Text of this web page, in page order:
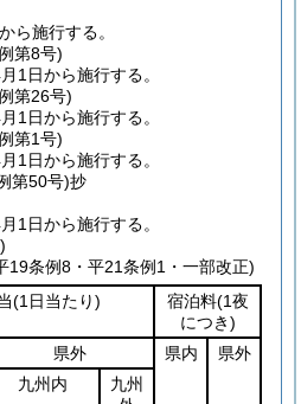
ら施行する。
第8号)
1日から施行する。
第26号)
1日から施行する。
第1号)
1日から施行する。
第50号)抄
1日から施行する。
19条例8・平21条例1・一部改正)
(1日当たり) 宿泊料(1夜
につき)
県外 県内
県外
九州内
九州